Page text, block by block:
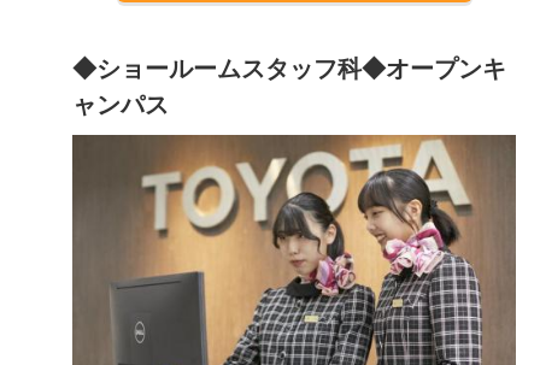
◆ショールームスタッフ科◆オープンキ
ャンパス